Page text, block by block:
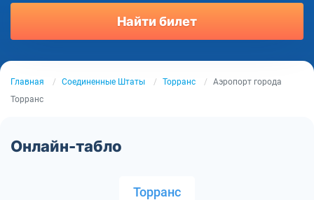
Найти билет
Главная Соединенные Штаты Торранс
Аэропорт города
Торранс
Онлайн-табло
Торранс